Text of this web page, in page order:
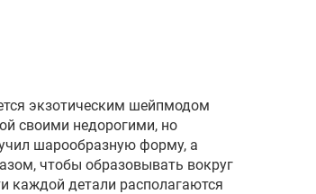
экзотическим шейпмодом
своими недорогими, но
шарообразную форму, а
чтобы образовывать вокруг
каждой детали располагаются